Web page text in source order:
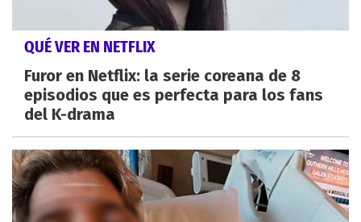
QUÉ VER EN NETFLIX
Furor en Netflix: la serie coreana de 8
episodios que es perfecta para los fans
del K-drama